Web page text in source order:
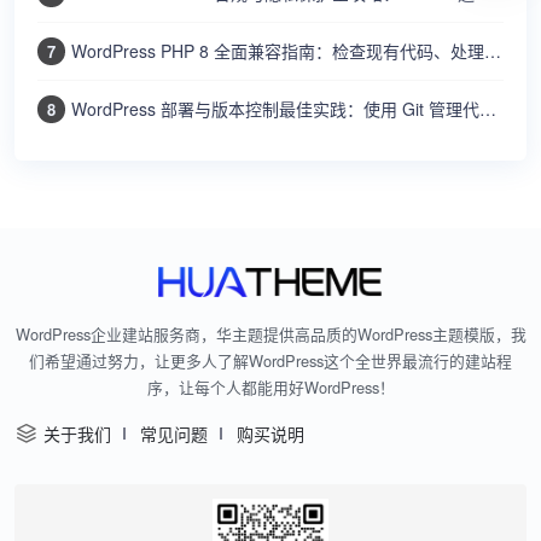
7 WordPress PHP 8 全面兼容指南：检查现有代码、处理废弃函数、提升性能和安全
8 WordPress 部署与版本控制最佳实践：使用 Git 管理代码、Composer 管理依赖、自动部署上线
WordPress企业建站服务商，华主题提供高品质的WordPress主题模版，我
们希望通过努力，让更多人了解WordPress这个全世界最流行的建站程
序，让每个人都能用好WordPress！
关于我们 常见问题 购买说明